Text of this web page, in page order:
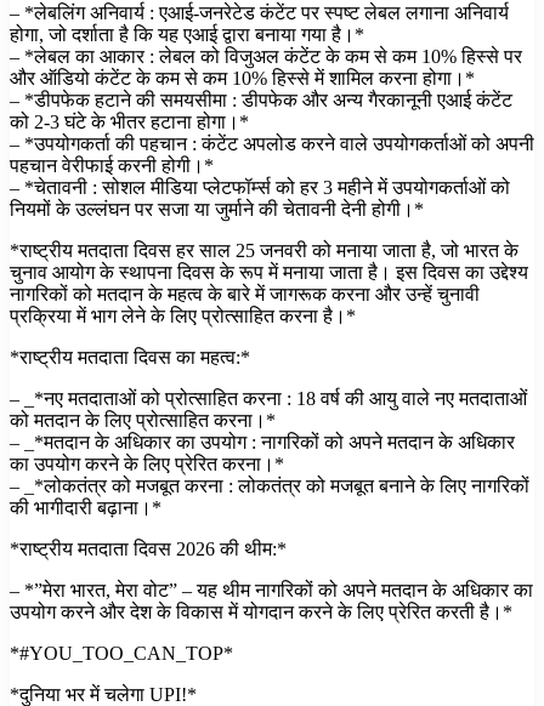
– *लेबलिंग अनिवार्य : एआई-जनरेटेड कंटेंट पर स्पष्ट लेबल लगाना अनिवार्य
होगा, जो दर्शाता है कि यह एआई द्वारा बनाया गया है।*
– *लेबल का आकार : लेबल को विजुअल कंटेंट के कम से कम 10% हिस्से पर
और ऑडियो कंटेंट के कम से कम 10% हिस्से में शामिल करना होगा।*
– *डीपफेक हटाने की समयसीमा : डीपफेक और अन्य गैरकानूनी एआई कंटेंट
को 2-3 घंटे के भीतर हटाना होगा।*
– *उपयोगकर्ता की पहचान : कंटेंट अपलोड करने वाले उपयोगकर्ताओं को अपनी
पहचान वेरीफाई करनी होगी।*
– *चेतावनी : सोशल मीडिया प्लेटफॉर्म्स को हर 3 महीने में उपयोगकर्ताओं को
नियमों के उल्लंघन पर सजा या जुर्माने की चेतावनी देनी होगी।*
*राष्ट्रीय मतदाता दिवस हर साल 25 जनवरी को मनाया जाता है, जो भारत के
चुनाव आयोग के स्थापना दिवस के रूप में मनाया जाता है। इस दिवस का उद्देश्य
नागरिकों को मतदान के महत्व के बारे में जागरूक करना और उन्हें चुनावी
प्रक्रिया में भाग लेने के लिए प्रोत्साहित करना है।*
*राष्ट्रीय मतदाता दिवस का महत्व:*
– _*नए मतदाताओं को प्रोत्साहित करना : 18 वर्ष की आयु वाले नए मतदाताओं
को मतदान के लिए प्रोत्साहित करना।*
– _*मतदान के अधिकार का उपयोग : नागरिकों को अपने मतदान के अधिकार
का उपयोग करने के लिए प्रेरित करना।*
– _*लोकतंत्र को मजबूत करना : लोकतंत्र को मजबूत बनाने के लिए नागरिकों
की भागीदारी बढ़ाना।*
*राष्ट्रीय मतदाता दिवस 2026 की थीम:*
– *”मेरा भारत, मेरा वोट” – यह थीम नागरिकों को अपने मतदान के अधिकार का
उपयोग करने और देश के विकास में योगदान करने के लिए प्रेरित करती है।*
*#YOU_TOO_CAN_TOP*
*दुनिया भर में चलेगा UPI!*